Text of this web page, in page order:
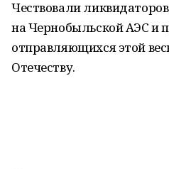
Чествовали
на Чернобыльской АЭС и
отправляющихся этой
Отечеству.